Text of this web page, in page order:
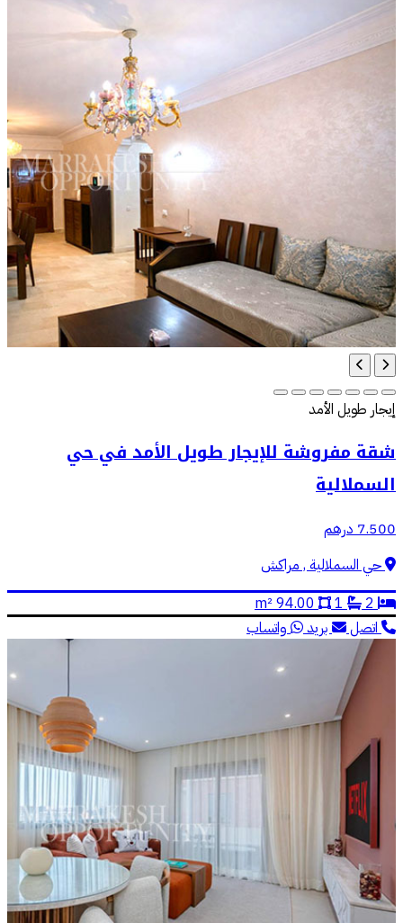
إيجار طويل الأمد
شقة مفروشة للإيجار طويل الأمد في حي
السملالية
7.500 درهم
حي السملالية , مراكش
2
1
94.00 m²
اتصل
بريد واتساب